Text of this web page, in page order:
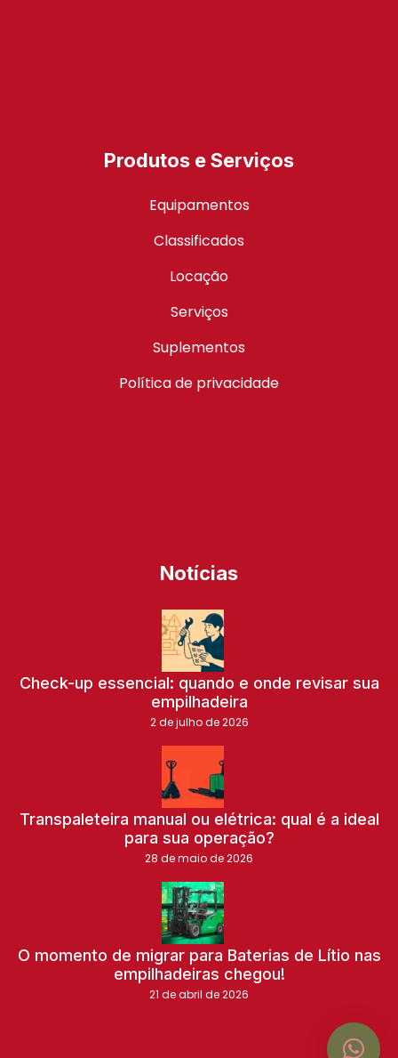
Produtos e Serviços
Equipamentos
Classificados
Locação
Serviços
Suplementos
Política de privacidade
Notícias
Check-up essencial: quando e onde revisar sua
empilhadeira
2 de julho de 2026
Transpaleteira manual ou elétrica: qual é a ideal
para sua operação?
28 de maio de 2026
O momento de migrar para Baterias de Lítio nas
empilhadeiras chegou!
21 de abril de 2026